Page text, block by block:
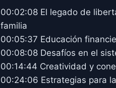
00:02:08 El legado de
familia
00:05:37 Educación
00:08:08 Desafíos en el
00:14:44 Creatividad y
00:24:06 Estrategias para